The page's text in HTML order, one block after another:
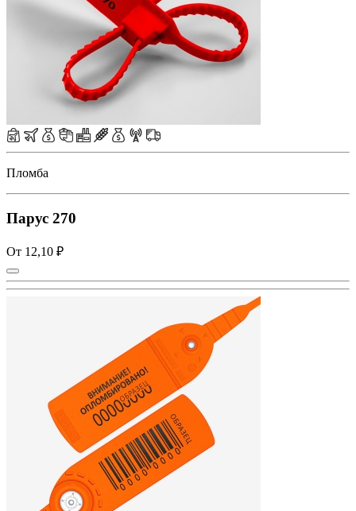
Пломба
Парус 270
От 12,10 ₽